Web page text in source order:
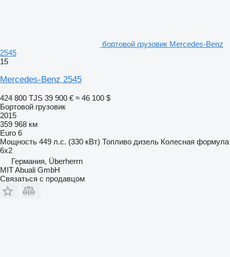
бортовой грузовик Mercedes-Benz
2545
15
Mercedes-Benz 2545
424 800 TJS 39 900 € ≈ 46 100 $
Бортовой грузовик
2015
359 968 км
Euro 6
Мощность 449 л.с. (330 кВт) Топливо дизель Колесная формула
6x2
Германия, Überherrn
MIT Abuali GmbH
Связаться с продавцом